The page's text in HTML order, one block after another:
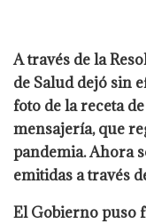
A través de la
de Salud dejó sin
foto de la receta
mensajería, que
pandemia. Ahora
emitidas a través
El Gobierno puso